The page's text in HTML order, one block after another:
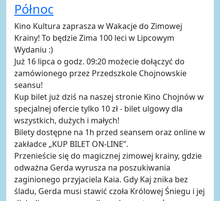
Północ
Kino Kultura zaprasza w Wakacje do Zimowej
Krainy! To będzie Zima 100 leci w Lipcowym
Wydaniu :)
Już 16 lipca o godz. 09:20 możecie dołączyć do
zamówionego przez Przedszkole Chojnowskie
seansu!
Kup bilet już dziś na naszej stronie Kino Chojnów w
specjalnej ofercie tylko 10 zł - bilet ulgowy dla
wszystkich, dużych i małych!
Bilety dostępne na 1h przed seansem oraz online w
zakładce „KUP BILET ON-LINE”.
Przenieście się do magicznej zimowej krainy, gdzie
odważna Gerda wyrusza na poszukiwania
zaginionego przyjaciela Kaia. Gdy Kaj znika bez
śladu, Gerda musi stawić czoła Królowej Śniegu i jej